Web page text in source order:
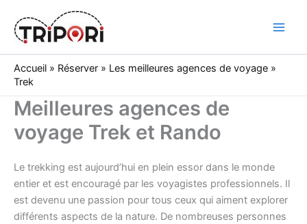
content
Accueil » Réserver » Les meilleures agences de voyage »
Trek
Meilleures agences de
voyage Trek et Rando
Le trekking est aujourd’hui en plein essor dans le monde
entier et est encouragé par les voyagistes professionnels. Il
est devenu une passion pour tous ceux qui aiment explorer
différents aspects de la nature. De nombreuses personnes